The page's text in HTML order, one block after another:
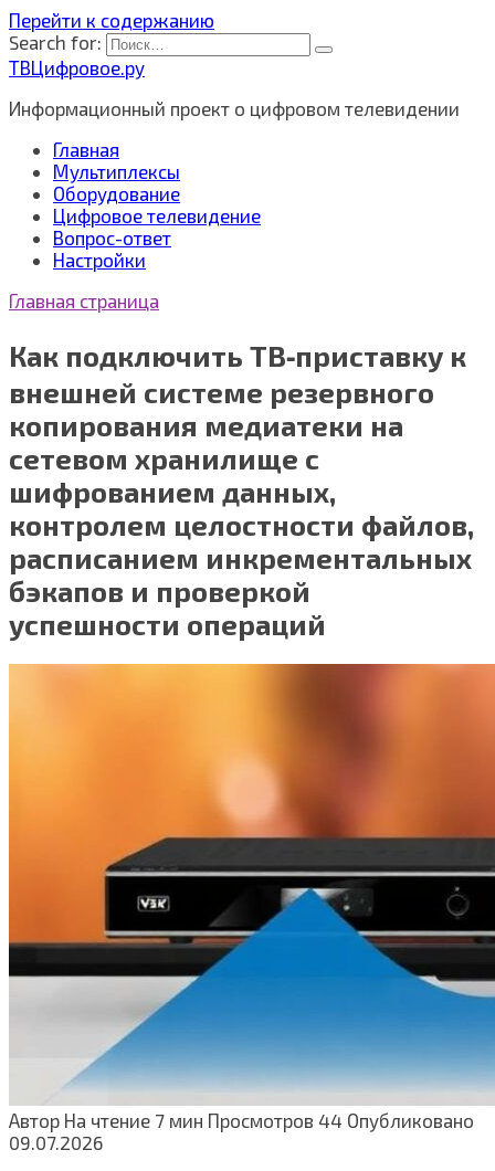
Перейти к содержанию
Search for:
ТВЦифровое.ру
Информационный проект о цифровом телевидении
Главная
Мультиплексы
Оборудование
Цифровое телевидение
Вопрос-ответ
Настройки
Главная страница
Как подключить ТВ‑приставку к
внешней системе резервного
копирования медиатеки на
сетевом хранилище с
шифрованием данных,
контролем целостности файлов,
расписанием инкрементальных
бэкапов и проверкой
успешности операций
Автор На чтение 7 мин Просмотров 44 Опубликовано
09.07.2026